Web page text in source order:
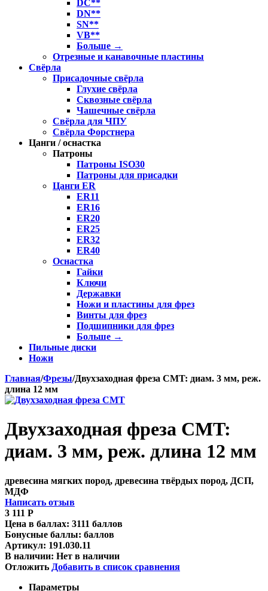
DC**
DN**
SN**
VB**
Больше →
Отрезные и канавочные пластины
Свёрла
Присадочные свёрла
Глухие свёрла
Сквозные свёрла
Чашечные свёрла
Свёрла для ЧПУ
Свёрла Форстнера
Цанги / оснастка
Патроны
Патроны ISO30
Патроны для присадки
Цанги ER
ER11
ER16
ER20
ER25
ER32
ER40
Оснастка
Гайки
Ключи
Державки
Ножи и пластины для фрез
Винты для фрез
Подшипники для фрез
Больше →
Пильные диски
Ножи
Главная/Фрезы/Двухзаходная фреза CMT: диам. 3 мм, реж.
длина 12 мм
Двухзаходная фреза CMT:
диам. 3 мм, реж. длина 12 мм
древесина мягких пород, древесина твёрдых пород, ДСП,
МДФ
Написать отзыв
3 111 Р
Цена в баллах: 3111 баллов
Бонусные баллы: баллов
Артикул: 191.030.11
В наличии: Нет в наличии
Отложить Добавить в список сравнения
Параметры